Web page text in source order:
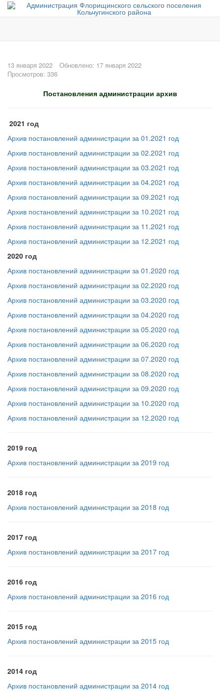
13 января 2022
Обновлено: 17 января 2022
Просмотров: 336
Постановления администрации архив
2021 год
Архив постановлений администрации за 01.2021 год
Архив постановлений администрации за 02.2021 год
Архив постановлений администрации за 03.2021 год
Архив постановлений администрации за 04.2021 год
Архив постановлений администрации за 09.2021 год
Архив постановлений администрации за 10.2021 год
Архив постановлений администрации за 11.2021 год
Архив постановлений администрации за 12.2021 год
2020 год
Архив постановлений администрации за 01.2020 год
Архив постановлений администрации за 02.2020 год
Архив постановлений администрации за 03.2020 год
Архив постановлений администрации за 04.2020 год
Архив постановлений администрации за 05.2020 год
Архив постановлений администрации за 06.2020 год
Архив постановлений администрации за 07.2020 год
Архив постановлений администрации за 08.2020 год
Архив постановлений администрации за 09.2020 год
Архив постановлений администрации за 10.2020 год
Архив постановлений администрации за 12.2020 год
2019 год
Архив постановлений администрации за 2019 год
2018 год
Архив постановлений администрации за 2018 год
2017 год
Архив постановлений администрации за 2017 год
2016 год
Архив постановлений администрации за 2016 год
2015 год
Архив постановлений администрации за 2015 год
2014 год
Архив постановлений администрации за 2014 год